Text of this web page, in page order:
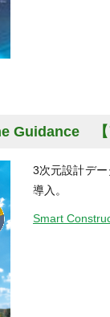
Guidance 【
3次元設計デ
導入。
Smart